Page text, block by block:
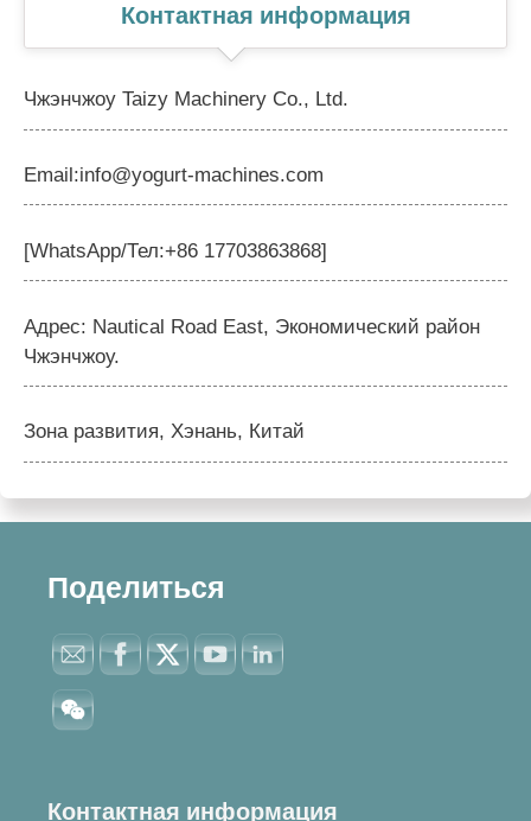
Контактная информация
Чжэнчжоу Taizy Machinery Co., Ltd.
Email:info@yogurt-machines.com
[WhatsApp/Тел:+86 17703863868]
Адрес: Nautical Road East, Экономический район
Чжэнчжоу.
Зона развития, Хэнань, Китай
Поделиться
Контактная информация